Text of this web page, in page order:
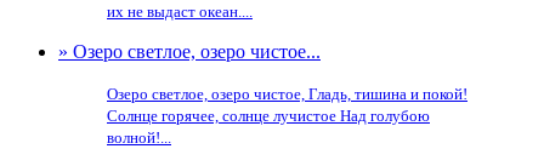
их не выдаст океан....
» Озеро светлое, озеро чистое...
Озеро светлое, озеро чистое, Гладь, тишина и покой!
Солнце горячее, солнце лучистое Над голубою
волной!...